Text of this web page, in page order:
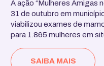
A ação “Mulheres Amigas
31 de outubro em
viabilizou exames de
para 1.865 mulheres em
SAIBA MAIS